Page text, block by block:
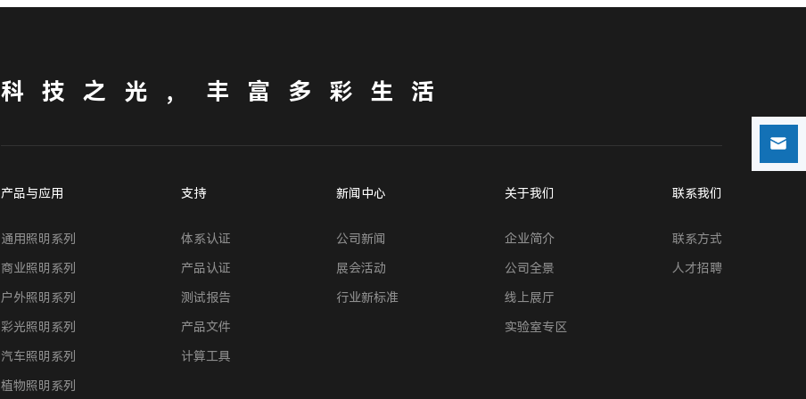
科技之光，丰富多彩生活
产品与应用
通用照明系列
商业照明系列
户外照明系列
彩光照明系列
汽车照明系列
植物照明系列
支持
体系认证
产品认证
测试报告
产品文件
计算工具
新闻中心
公司新闻
展会活动
行业新标准
关于我们
企业简介
公司全景
线上展厅
实验室专区
联系我们
联系方式
人才招聘